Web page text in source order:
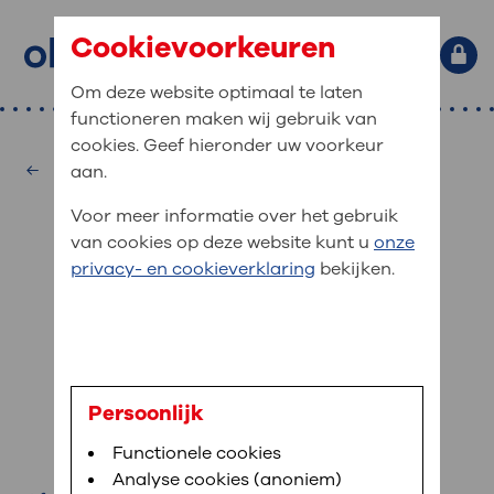
Primaire website navigatie
Home
Afdelingen
Medische informatie
Uw verblijf in OLVG
Werken bij OLVG
: waar bent u naar op zoek?
Veel gezocht: Bloedafname , MijnOLVG ,Digitalisering
MijnOLVG
gegevens inzien
MijnOLVG is het patiëntenportaal van OLVG. In
sneller helpen.
Direct naar MijnOLVG
Hartcentrum
hartfalenconsulent
Cookievoorkeuren
Om deze website optimaal te laten
functioneren maken wij gebruik van
cookies. Geef hieronder uw voorkeur
aan.
Voor meer informatie over het gebruik
van cookies op deze website kunt u onze
privacy- en cookieverklaring bekijken.
Persoonlijk
Functionele cookies
Analyse cookies (anoniem)